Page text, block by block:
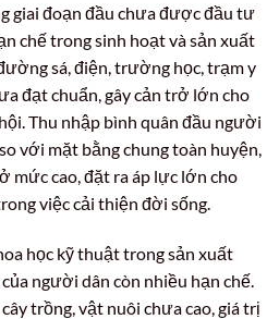
giai đoạn đầu chưa được đầu tư
chế trong sinh hoạt và sản xuất
sá, điện, trường học, trạm y
đạt chuẩn, gây cản trở lớn cho
Thu nhập bình quân đầu người
với mặt bằng chung toàn huyện,
mức cao, đặt ra áp lực lớn cho
việc cải thiện đời sống.
học kỹ thuật trong sản xuất
người dân còn nhiều hạn chế.
trồng, vật nuôi chưa cao, giá trị